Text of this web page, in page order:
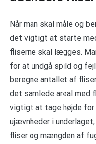
Når man skal måle og
det vigtigt at starte
fliserne skal lægges.
for at undgå spild og
beregne antallet af
det samlede areal med
vigtigt at tage højde for
ujævnheder i
fliser og mængden af